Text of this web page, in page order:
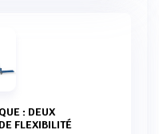
FLEXIBILITÉ